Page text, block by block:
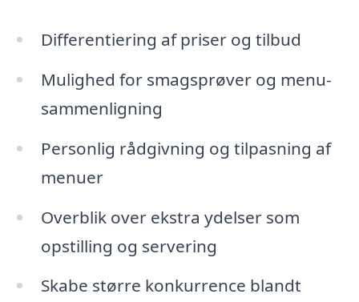
Differentiering af priser og tilbud
Mulighed for smagsprøver og menu-
sammenligning
Personlig rådgivning og tilpasning af
menuer
Overblik over ekstra ydelser som
opstilling og servering
Skabe større konkurrence blandt